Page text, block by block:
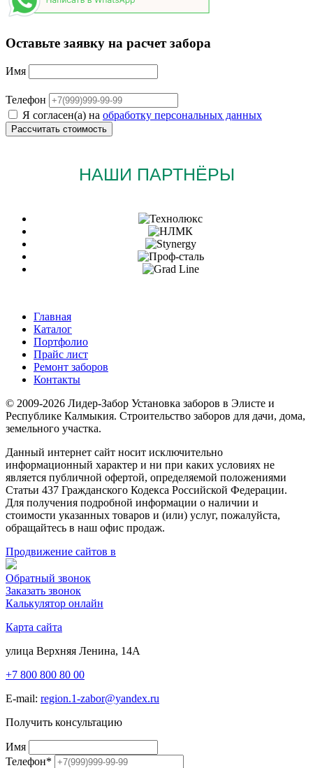
Оставьте заявку на расчет забора
Имя
Телефон
Я согласен(а) на обработку персональных данных
НАШИ ПАРТНЁРЫ
Главная
Каталог
Портфолио
Прайс лист
Ремонт заборов
Контакты
© 2009-2026 Лидер-Забор Установка заборов в Элисте и
Республике Калмыкия. Строительство заборов для дачи, дома,
земельного участка.
Данный интернет сайт носит исключительно
информационный характер и ни при каких условиях не
является публичной офертой, определяемой положениями
Статьи 437 Гражданского Кодекса Российской Федерации.
Для получения подробной информации о наличии и
стоимости указанных товаров и (или) услуг, пожалуйста,
обращайтесь в наш офис продаж.
Продвижение сайтов в
Обратный звонок
Заказать звонок
Калькулятор онлайн
Карта сайта
улица Верхняя Ленина, 14А
+7 800 800 80 00
E-mail: region.1-zabor@yandex.ru
Получить консультацию
Имя
Телефон*